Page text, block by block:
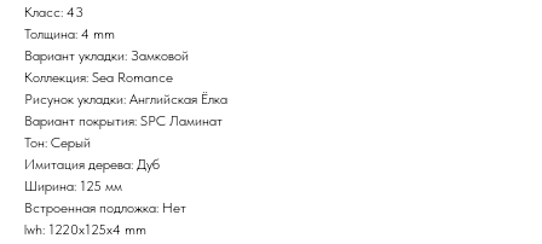
Класс: 43
Толщина: 4 mm
Вариант укладки: Замковой
Коллекция: Sea Romance
Рисунок укладки: Английская Ёлка
Вариант покрытия: SPС Ламинат
Тон: Серый
Имитация дерева: Дуб
Ширина: 125 мм
Встроенная подложка: Нет
lwh: 1220x125x4 mm